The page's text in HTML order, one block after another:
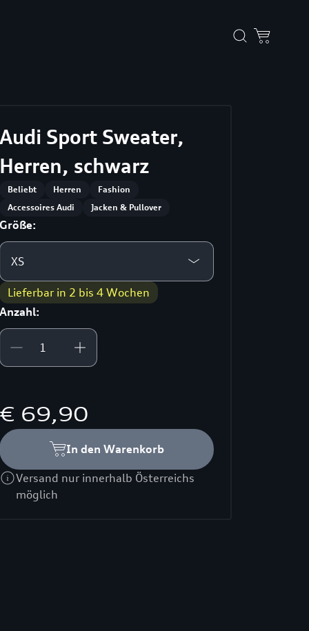
Audi Sport Sweater,
Herren, schwarz
Beliebt Herren
Fashion
Accessoires Audi
Jacken & Pullover
Größe:
XS
Lieferbar in 2 bis 4 Wochen
Anzahl:
€ 69,90
In den Warenkorb
Versand nur innerhalb Österreichs
möglich